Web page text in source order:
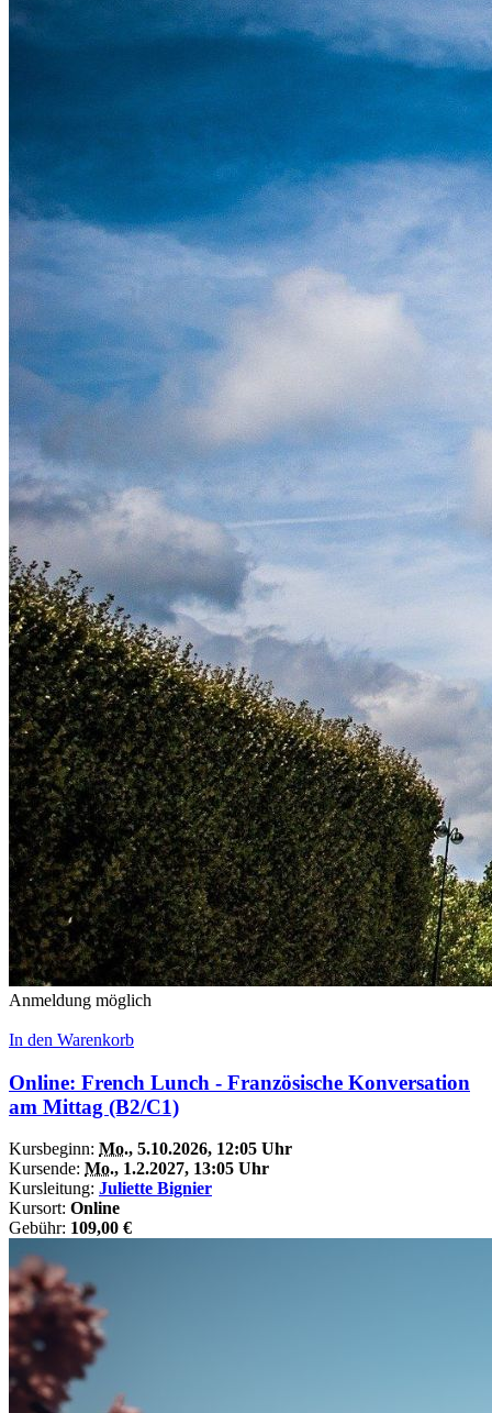
Anmeldung möglich
In den Warenkorb
Online: French Lunch - Französische Konversation
am Mittag (B2/C1)
Kursbeginn: Mo., 5.10.2026, 12:05 Uhr
Kursende: Mo., 1.2.2027, 13:05 Uhr
Kursleitung: Juliette Bignier
Kursort: Online
Gebühr: 109,00 €